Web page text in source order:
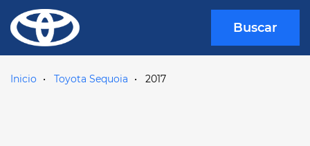
Buscar
Inicio Toyota Sequoia 2017